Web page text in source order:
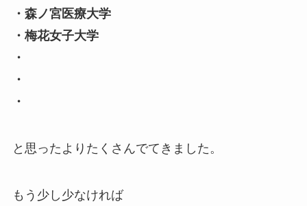
・森ノ宮医療大学
・梅花女子大学
・
・
・
と思ったよりたくさんでてきました。
もう少し少なければ